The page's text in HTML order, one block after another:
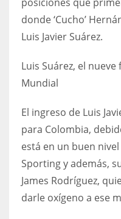
NYG
24
MIA
17
DAL
22
WSH
26
donde ‘Cucho’
Luis Javier Suárez.
Luis Suárez, el
Mundial
El ingreso de Luis
para Colombia,
está en un buen
Sporting y además,
James Rodríguez,
darle oxígeno a ese